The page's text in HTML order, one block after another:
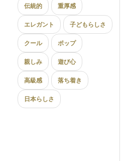
伝統的 重厚感
エレガント 子どもらしさ
クール ポップ
親しみ 遊び心
高級感 落ち着き
日本らしさ